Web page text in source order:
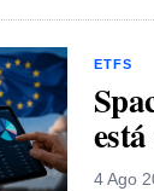
ETFS
4 Ago